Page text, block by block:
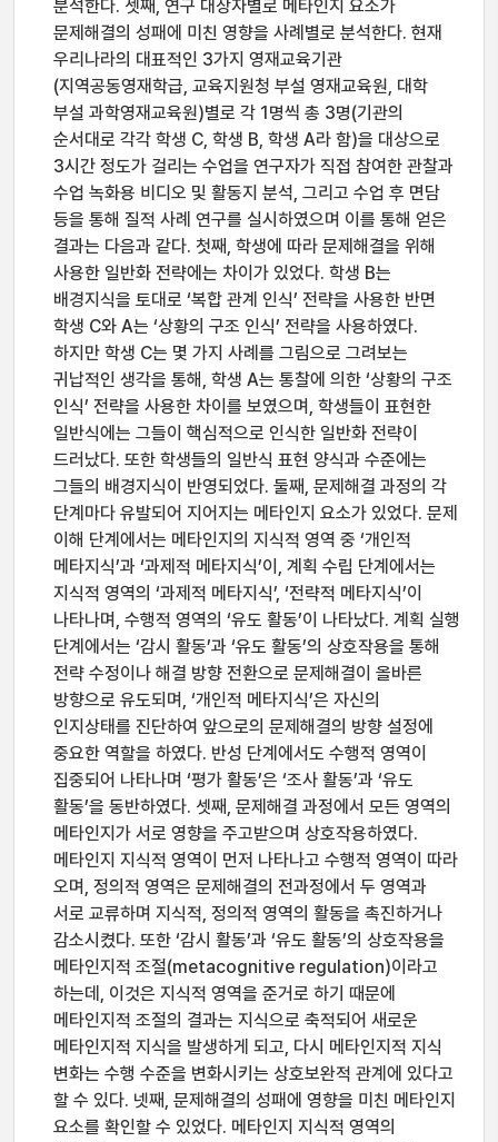
분석한다. 셋째, 연구 대상자별로 메타인지 요소가
문제해결의 성패에 미친 영향을 사례별로 분석한다. 현재
우리나라의 대표적인 3가지 영재교육기관
(지역공동영재학급, 교육지원청 부설 영재교육원, 대학
부설 과학영재교육원)별로 각 1명씩 총 3명(기관의
순서대로 각각 학생 C, 학생 B, 학생 A라 함)을 대상으로
3시간 정도가 걸리는 수업을 연구자가 직접 참여한 관찰과
수업 녹화용 비디오 및 활동지 분석, 그리고 수업 후 면담
등을 통해 질적 사례 연구를 실시하였으며 이를 통해 얻은
결과는 다음과 같다. 첫째, 학생에 따라 문제해결을 위해
사용한 일반화 전략에는 차이가 있었다. 학생 B는
배경지식을 토대로 ‘복합 관계 인식’ 전략을 사용한 반면
학생 C와 A는 ‘상황의 구조 인식’ 전략을 사용하였다.
하지만 학생 C는 몇 가지 사례를 그림으로 그려보는
귀납적인 생각을 통해, 학생 A는 통찰에 의한 ‘상황의 구조
인식’ 전략을 사용한 차이를 보였으며, 학생들이 표현한
일반식에는 그들이 핵심적으로 인식한 일반화 전략이
드러났다. 또한 학생들의 일반식 표현 양식과 수준에는
그들의 배경지식이 반영되었다. 둘째, 문제해결 과정의 각
단계마다 유발되어 지어지는 메타인지 요소가 있었다. 문제
이해 단계에서는 메타인지의 지식적 영역 중 ‘개인적
메타지식’과 ‘과제적 메타지식’이, 계획 수립 단계에서는
지식적 영역의 ‘과제적 메타지식’, ‘전략적 메타지식’이
나타나며, 수행적 영역의 ‘유도 활동’이 나타났다. 계획 실행
단계에서는 ‘감시 활동’과 ‘유도 활동’의 상호작용을 통해
전략 수정이나 해결 방향 전환으로 문제해결이 올바른
방향으로 유도되며, ‘개인적 메타지식’은 자신의
인지상태를 진단하여 앞으로의 문제해결의 방향 설정에
중요한 역할을 하였다. 반성 단계에서도 수행적 영역이
집중되어 나타나며 ‘평가 활동’은 ‘조사 활동’과 ‘유도
활동’을 동반하였다. 셋째, 문제해결 과정에서 모든 영역의
메타인지가 서로 영향을 주고받으며 상호작용하였다.
메타인지 지식적 영역이 먼저 나타나고 수행적 영역이 따라
오며, 정의적 영역은 문제해결의 전과정에서 두 영역과
서로 교류하며 지식적, 정의적 영역의 활동을 촉진하거나
감소시켰다. 또한 ‘감시 활동’과 ‘유도 활동’의 상호작용을
메타인지적 조절(metacognitive regulation)이라고
하는데, 이것은 지식적 영역을 준거로 하기 때문에
메타인지적 조절의 결과는 지식으로 축적되어 새로운
메타인지적 지식을 발생하게 되고, 다시 메타인지적 지식
변화는 수행 수준을 변화시키는 상호보완적 관계에 있다고
할 수 있다. 넷째, 문제해결의 성패에 영향을 미친 메타인지
요소를 확인할 수 있었다. 메타인지 지식적 영역의